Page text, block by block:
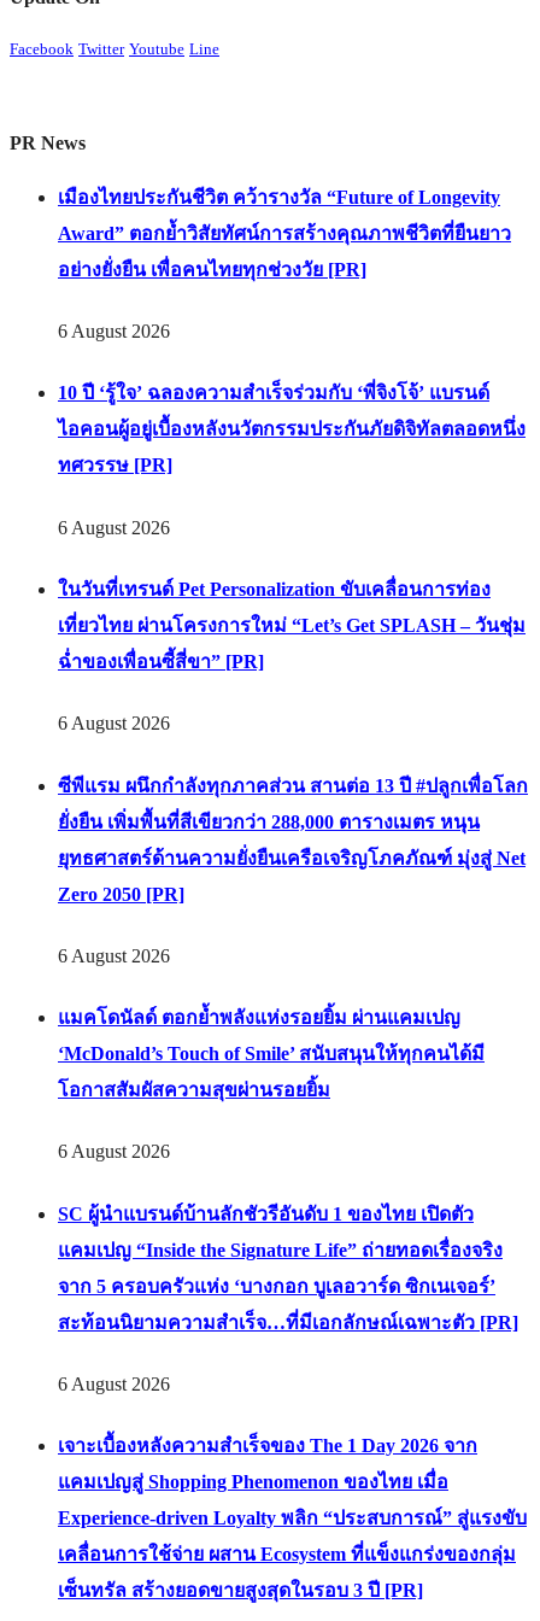
Facebook Twitter Youtube Line
PR News
เมืองไทยประกันชีวิต คว้ารางวัล “Future of Longevity
Award” ตอกย้ำวิสัยทัศน์การสร้างคุณภาพชีวิตที่ยืนยาว
อย่างยั่งยืน เพื่อคนไทยทุกช่วงวัย [PR]
6 August 2026
10 ปี ‘รู้ใจ’ ฉลองความสำเร็จร่วมกับ ‘พี่จิงโจ้’ แบรนด์
ไอคอนผู้อยู่เบื้องหลังนวัตกรรมประกันภัยดิจิทัลตลอดหนึ่ง
ทศวรรษ [PR]
6 August 2026
ในวันที่เทรนด์ Pet Personalization ขับเคลื่อนการท่อง
เที่ยวไทย ผ่านโครงการใหม่ “Let’s Get SPLASH – วันชุ่ม
ฉ่ำของเพื่อนซี้สี่ขา” [PR]
6 August 2026
ซีพีแรม ผนึกกำลังทุกภาคส่วน สานต่อ 13 ปี #ปลูกเพื่อโลก
ยั่งยืน เพิ่มพื้นที่สีเขียวกว่า 288,000 ตารางเมตร หนุน
ยุทธศาสตร์ด้านความยั่งยืนเครือเจริญโภคภัณฑ์ มุ่งสู่ Net
Zero 2050 [PR]
6 August 2026
แมคโดนัลด์ ตอกย้ำพลังแห่งรอยยิ้ม ผ่านแคมเปญ
‘McDonald’s Touch of Smile’ สนับสนุนให้ทุกคนได้มี
โอกาสสัมผัสความสุขผ่านรอยยิ้ม
6 August 2026
SC ผู้นำแบรนด์บ้านลักชัวรีอันดับ 1 ของไทย เปิดตัว
แคมเปญ “Inside the Signature Life” ถ่ายทอดเรื่องจริง
จาก 5 ครอบครัวแห่ง ‘บางกอก บูเลอวาร์ด ซิกเนเจอร์’
สะท้อนนิยามความสำเร็จ…ที่มีเอกลักษณ์เฉพาะตัว [PR]
6 August 2026
เจาะเบื้องหลังความสำเร็จของ The 1 Day 2026 จาก
แคมเปญสู่ Shopping Phenomenon ของไทย เมื่อ
Experience-driven Loyalty พลิก “ประสบการณ์” สู่แรงขับ
เคลื่อนการใช้จ่าย ผสาน Ecosystem ที่แข็งแกร่งของกลุ่ม
เซ็นทรัล สร้างยอดขายสูงสุดในรอบ 3 ปี [PR]